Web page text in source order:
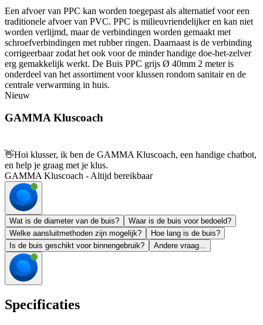
Een afvoer van PPC kan worden toegepast als alternatief voor een
traditionele afvoer van PVC. PPC is milieuvriendelijker en kan niet
worden verlijmd, maar de verbindingen worden gemaakt met
schroefverbindingen met rubber ringen. Daarnaast is de verbinding
corrigeerbaar zodat het ook voor de minder handige doe-het-zelver
erg gemakkelijk werkt. De Buis PPC grijs Ø 40mm 2 meter is
onderdeel van het assortiment voor klussen rondom sanitair en de
centrale verwarming in huis.
Nieuw
GAMMA Kluscoach
👋Hoi klusser, ik ben de GAMMA Kluscoach, een handige chatbot,
en help je graag met je klus.
GAMMA Kluscoach - Altijd bereikbaar
Wat is de diameter van de buis?
Waar is de buis voor bedoeld?
Welke aansluitmethoden zijn mogelijk?
Hoe lang is de buis?
Is de buis geschikt voor binnengebruik?
Andere vraag...
Specificaties